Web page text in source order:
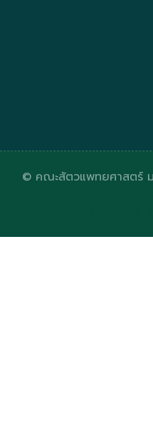
© คณะสัตวแพทยศาสตร์ ม